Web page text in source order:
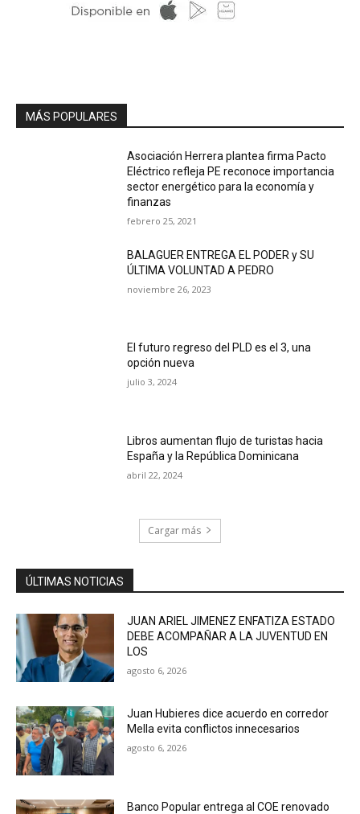
MÁS POPULARES
Asociación Herrera plantea firma Pacto
Eléctrico refleja PE reconoce importancia
sector energético para la economía y
finanzas
febrero 25, 2021
BALAGUER ENTREGA EL PODER y SU
ÚLTIMA VOLUNTAD A PEDRO
noviembre 26, 2023
El futuro regreso del PLD es el 3, una
opción nueva
julio 3, 2024
Libros aumentan flujo de turistas hacia
España y la República Dominicana
abril 22, 2024
Cargar más
ÚLTIMAS NOTICIAS
JUAN ARIEL JIMENEZ ENFATIZA ESTADO
DEBE ACOMPAÑAR A LA JUVENTUD EN
LOS
agosto 6, 2026
Juan Hubieres dice acuerdo en corredor
Mella evita conflictos innecesarios
agosto 6, 2026
Banco Popular entrega al COE renovado